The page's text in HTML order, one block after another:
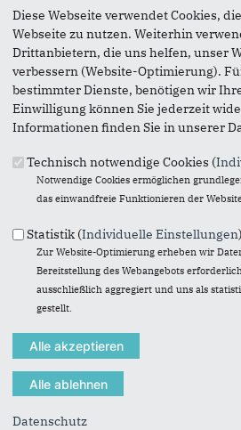
Am 06.11.23 besuchte eine
Kreisvorstandes und der
Jugendhilfe das vom Kreis
Familienzentrum...
03.11.2023
Ortsvorstand in Twedt
bestätigt
Diese Webseite verwendet Cookies,
Webseite zu nutzen. Weiterhin
Drittanbietern, die uns helfen, unser
verbessern (Website-Optimierung).
bestimmter Dienste, benötigen wir
Einwilligung können Sie jederzeit
Informationen finden Sie in unserer
Technisch notwendige Cookies (
Notwendige Cookies ermöglichen
das einwandfreie Funktionieren der
Statistik (Individuelle Einstellungen)
Zur Website-Optimierung erheben wir
Bereitstellung des Webangebots
ausschließlich aggregiert und uns als
gestellt.
Datenschutz